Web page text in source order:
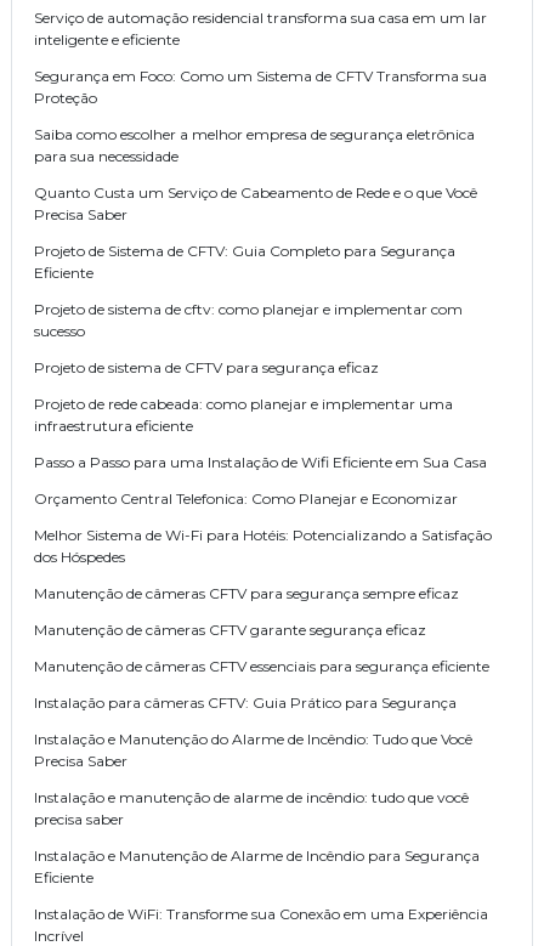
Serviço de automação residencial transforma sua casa em um lar
inteligente e eficiente
Segurança em Foco: Como um Sistema de CFTV Transforma sua
Proteção
Saiba como escolher a melhor empresa de segurança eletrônica
para sua necessidade
Quanto Custa um Serviço de Cabeamento de Rede e o que Você
Precisa Saber
Projeto de Sistema de CFTV: Guia Completo para Segurança
Eficiente
Projeto de sistema de cftv: como planejar e implementar com
sucesso
Projeto de sistema de CFTV para segurança eficaz
Projeto de rede cabeada: como planejar e implementar uma
infraestrutura eficiente
Passo a Passo para uma Instalação de Wifi Eficiente em Sua Casa
Orçamento Central Telefonica: Como Planejar e Economizar
Melhor Sistema de Wi-Fi para Hotéis: Potencializando a Satisfação
dos Hóspedes
Manutenção de câmeras CFTV para segurança sempre eficaz
Manutenção de câmeras CFTV garante segurança eficaz
Manutenção de câmeras CFTV essenciais para segurança eficiente
Instalação para câmeras CFTV: Guia Prático para Segurança
Instalação e Manutenção do Alarme de Incêndio: Tudo que Você
Precisa Saber
Instalação e manutenção de alarme de incêndio: tudo que você
precisa saber
Instalação e Manutenção de Alarme de Incêndio para Segurança
Eficiente
Instalação de WiFi: Transforme sua Conexão em uma Experiência
Incrível